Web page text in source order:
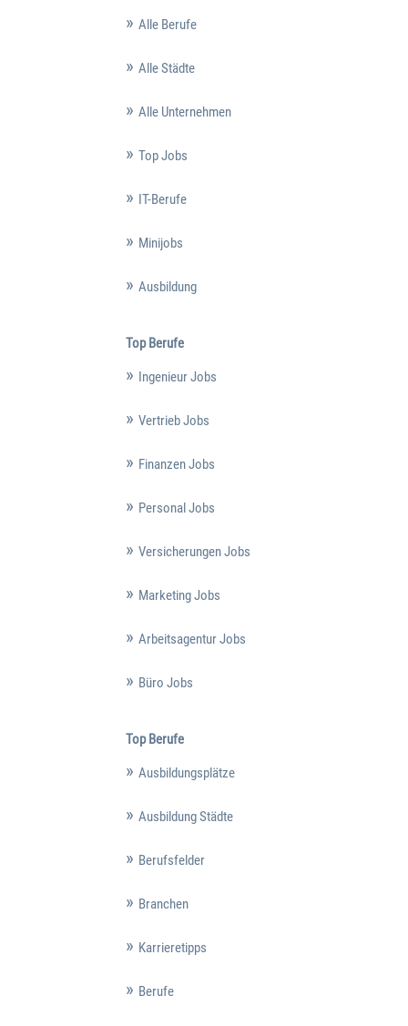
Alle Berufe
Alle Städte
Alle Unternehmen
Top Jobs
IT-Berufe
Minijobs
Ausbildung
Top Berufe
Ingenieur Jobs
Vertrieb Jobs
Finanzen Jobs
Personal Jobs
Versicherungen Jobs
Marketing Jobs
Arbeitsagentur Jobs
Büro Jobs
Top Berufe
Ausbildungsplätze
Ausbildung Städte
Berufsfelder
Branchen
Karrieretipps
Berufe